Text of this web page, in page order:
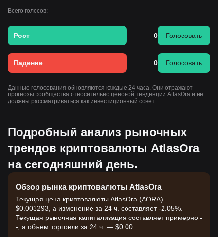
Всего голосов:
Рост 0 Голосовать
Падение 0 Голосовать
Данные голосования обновляются каждые 24 часа. Они отражают
прогнозы сообщества относительно ценовой тенденции AtlasOra и не
должны рассматриваться как инвестиционный совет.
Подробный анализ рыночных
трендов криптовалюты AtlasOra
на сегодняшний день.
Обзор рынка криптовалюты AtlasOra
Текущая цена криптовалюты AtlasOra (AORA) —
$0.003293, а изменение за 24 ч. составляет -2.05%.
Текущая рыночная капитализация составляет примерно -
-, а объем торговли за 24 ч. — $0.00.